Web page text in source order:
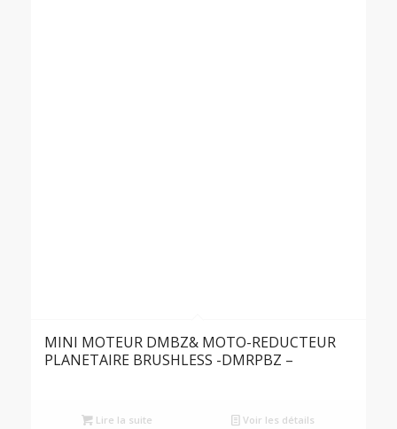
MINI MOTEUR DMBZ& MOTO-REDUCTEUR
PLANETAIRE BRUSHLESS -DMRPBZ –
Lire la suite Voir les détails